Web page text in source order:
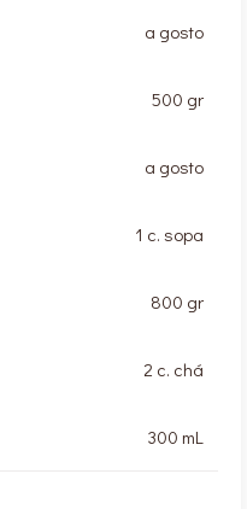
a gosto
500 gr
a gosto
1 c. sopa
800 gr
2 c. chá
300 mL